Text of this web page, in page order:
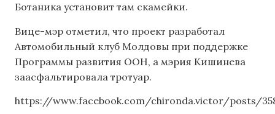
Ботаника установит там скамейки.
Вице-мэр отметил, что проект разработал
Автомобильный клуб Молдовы при поддержке
Программы развития ООН, а мэрия Кишинева
заасфальтировала тротуар.
https://www.facebook.com/chironda.victor/posts/